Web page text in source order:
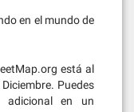
en el mundo de
está al
Puedes
adicional en un